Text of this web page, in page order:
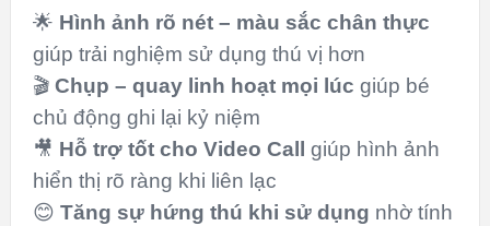
🌟 Hình ảnh rõ nét – màu sắc chân thực
giúp trải nghiệm sử dụng thú vị hơn
🎬 Chụp – quay linh hoạt mọi lúc giúp bé
chủ động ghi lại kỷ niệm
🎥 Hỗ trợ tốt cho Video Call
giúp hình ảnh
hiển thị rõ ràng khi liên lạc
😊 Tăng sự hứng thú khi sử dụng nhờ tính